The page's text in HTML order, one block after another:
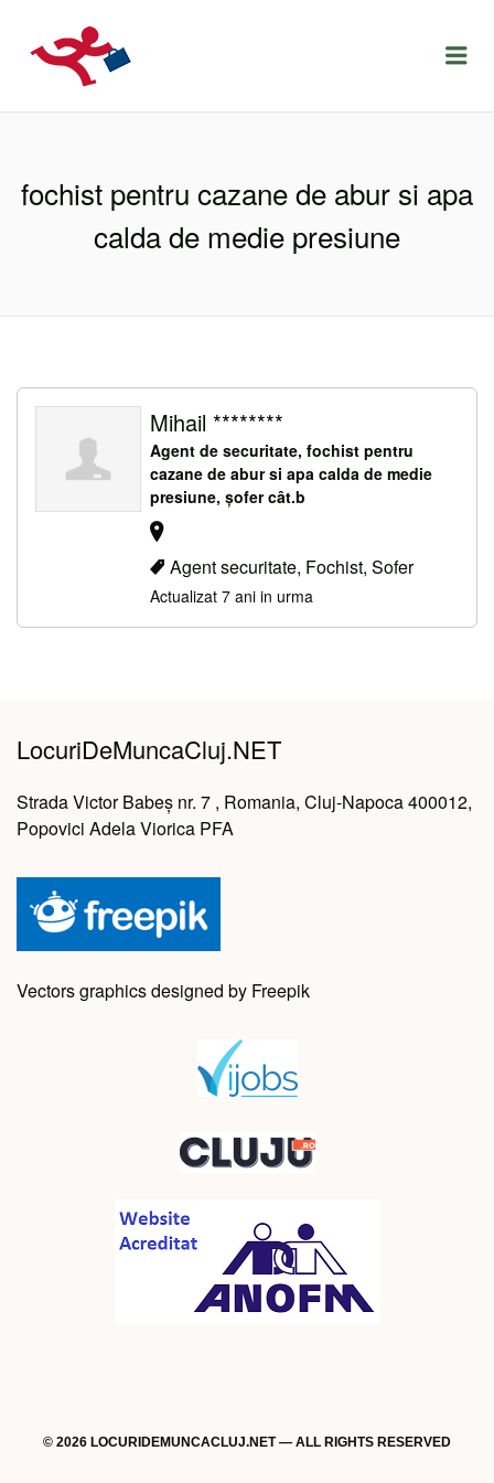
LOCURIDEMUNCACLUJ.NET
fochist pentru cazane de abur si apa
calda de medie presiune
Mihail ********
Agent de securitate, fochist pentru
cazane de abur si apa calda de medie
presiune, șofer cât.b
Agent securitate, Fochist, Sofer
Actualizat 7 ani in urma
LocuriDeMuncaCluj.NET
Strada Victor Babeș nr. 7 , Romania, Cluj-Napoca 400012,
Popovici Adela Viorica PFA
Vectors graphics designed by Freepik
© 2026 LOCURIDEMUNCACLUJ.NET — ALL RIGHTS RESERVED